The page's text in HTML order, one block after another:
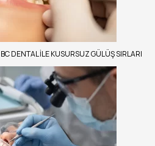
DENTAL ILE KUSURSUZ GÜLÜŞ SIRLARI